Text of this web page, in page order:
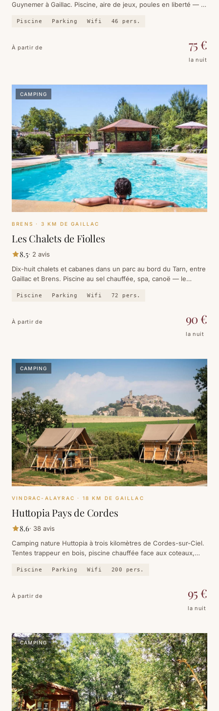
Guynemer à Gaillac. Piscine, aire de jeux, poules en liberté — et
Piscine Parking Wifi 46 pers.
À partir de 75 €
la nuit
CAMPING
BRENS · 3 KM DE GAILLAC
Les Chalets de Fiolles
8.5· 2 avis
Dix-huit chalets et cabanes dans un parc au bord du Tarn, entre
Gaillac et Brens. Piscine au sel chauffée, spa, canoë — le
Piscine Parking Wifi 72 pers.
À partir de 90 €
la nuit
CAMPING
VINDRAC-ALAYRAC · 18 KM DE GAILLAC
Huttopia Pays de Cordes
8.6· 38 avis
Camping nature Huttopia à trois kilomètres de Cordes-sur-Ciel.
Tentes trappeur en bois, piscine chauffée face aux coteaux,
Piscine Parking Wifi 200 pers.
À partir de 95 €
la nuit
CAMPING